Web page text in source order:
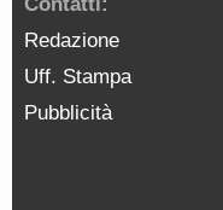
Redazione
Uff. Stampa
Pubblicità